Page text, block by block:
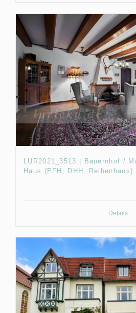
LUR2021_3513 | Bauernhof /
Haus (EFH, DHH, Reihenhaus)
Details